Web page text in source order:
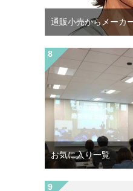
通販小売からメーカ
お気に入り一覧